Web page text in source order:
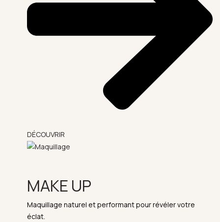
DÉCOUVRIR
MAKE UP
Maquillage naturel et performant pour révéler votre
éclat.